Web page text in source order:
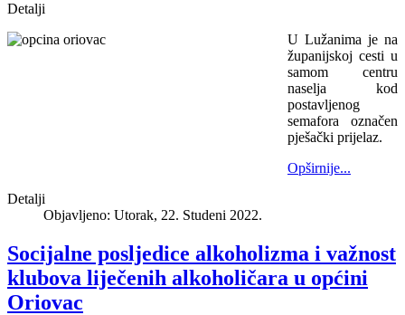
Detalji
U Lužanima je na
županijskoj cesti u
samom centru
naselja kod
postavljenog
semafora označen
pješački prijelaz.
Opširnije...
Detalji
Objavljeno: Utorak, 22. Studeni 2022.
Socijalne posljedice alkoholizma i važnost
klubova liječenih alkoholičara u općini
Oriovac